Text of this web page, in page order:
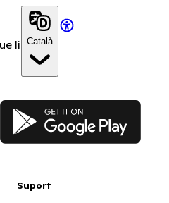
li
Català
Google Play
Suport